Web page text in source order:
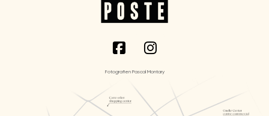
Fotografien Pascal Montary